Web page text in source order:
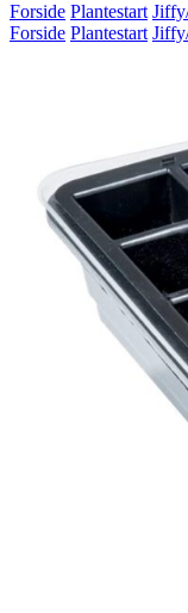
Forside Plantestart
Forside Plantestart